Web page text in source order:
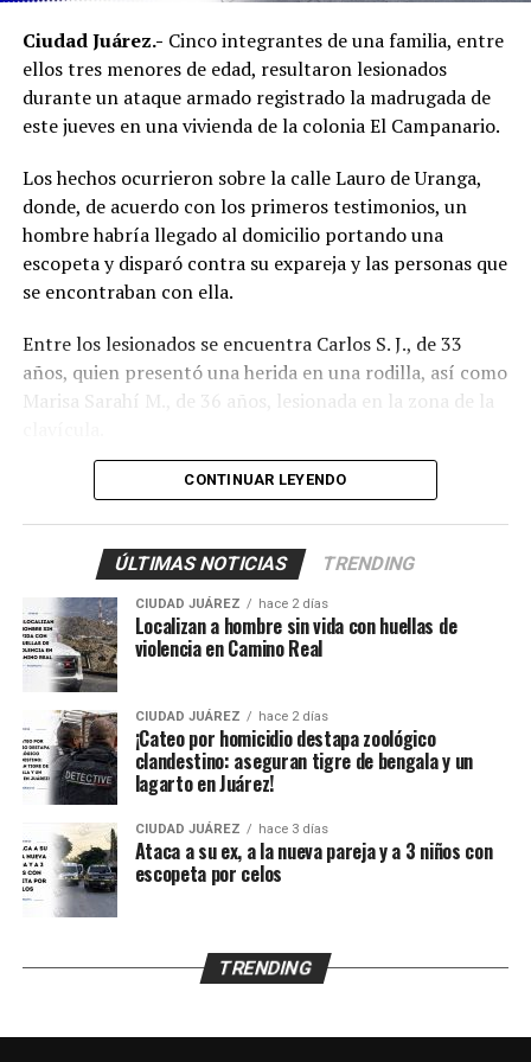
Público mientras continúan las investigaciones para
esclarecer el homicidio y determinar la posible
participación de más personas.
Ciudad Juárez.- Cinco integrantes de una familia, entre
ellos tres menores de edad, resultaron lesionados
durante un ataque armado registrado la madrugada de
este jueves en una vivienda de la colonia El Campanario.
Los hechos ocurrieron sobre la calle Lauro de Uranga,
donde, de acuerdo con los primeros testimonios, un
hombre habría llegado al domicilio portando una
escopeta y disparó contra su expareja y las personas que
se encontraban con ella.
Entre los lesionados se encuentra Carlos S. J., de 33
años, quien presentó una herida en una rodilla, así como
Marisa Sarahí M., de 36 años, lesionada en la zona de la
También fueron atendidos Damián, de 14 años; Ana, de
El probable responsable fue identificado como Abraham
B., de 38 años, expareja de la mujer y presunto padre de
los menores, de acuerdo con información
proporcionada por un mando policiaco.
Agentes ministeriales acudieron al lugar para procesar
la escena, recabar evidencias e iniciar la búsqueda del
presunto agresor, quien hasta el momento no ha sido
detenido.
CONTINUAR LEYENDO
ÚLTIMAS NOTICIAS TRENDING
CIUDAD JUÁREZ hace 2 días
Localizan a hombre sin vida con huellas de
violencia en Camino Real
CIUDAD JUÁREZ hace 2 días
¡Cateo por homicidio destapa zoológico
clandestino: aseguran tigre de bengala y un
lagarto en Juárez!
CIUDAD JUÁREZ hace 3 días
Ataca a su ex, a la nueva pareja y a 3 niños con
escopeta por celos
TRENDING